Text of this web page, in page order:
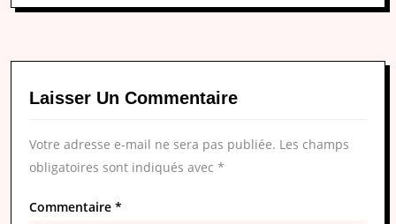
Laisser Un Commentaire
Votre adresse e-mail ne sera pas publiée. Les champs
obligatoires sont indiqués avec *
Commentaire *